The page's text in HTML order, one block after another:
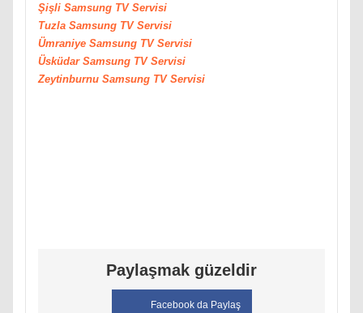
Şişli Samsung TV Servisi
Tuzla Samsung TV Servisi
Ümraniye Samsung TV Servisi
Üsküdar Samsung TV Servisi
Zeytinburnu Samsung TV Servisi
Paylaşmak güzeldir
Facebook da Paylaş